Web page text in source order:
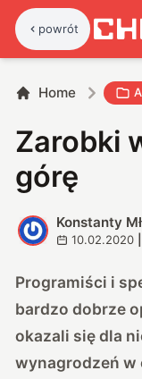
powrót
Home
Zarobki
górę
K
Konstanty
10.02.2020
Programiści i
bardzo dobrze
okazali się dla
wynagrodzeń w